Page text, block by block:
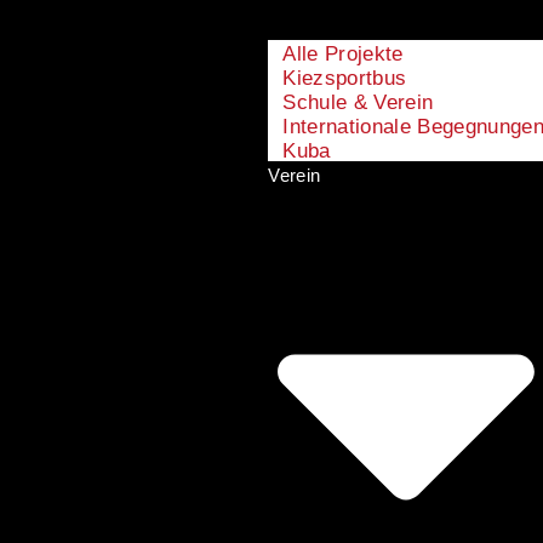
Alle Projekte
Kiezsportbus
Schule & Verein
Internationale
Kuba
Verein